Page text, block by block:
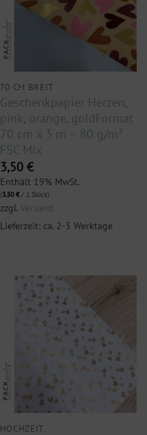
70 CM BREIT
Geschenkpapier Herzen,
pink, orange, goldFormat
70 cm x 3 m – 80 g/m²
FSC Mix
3,50 €
Enthält 19% MwSt.
(3,50€/ 1 Stück)
zzgl. Versand
Lieferzeit: ca. 2-3 Werktage
HOCHZEIT